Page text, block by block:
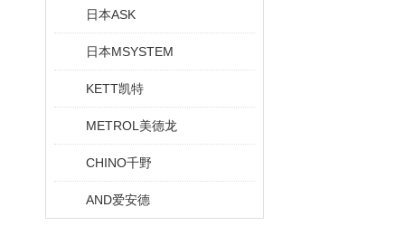
日本ASK
日本MSYSTEM
KETT凯特
METROL美德龙
CHINO千野
AND爱安德